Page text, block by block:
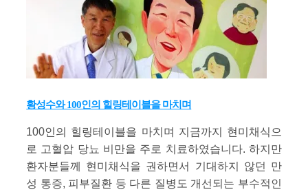
황성수와 100인의 힐링테이블을 마치며
100인의 힐링테이블을 마치며 지금까지 현미채식으
로 고혈압 당뇨 비만을 주로 치료하였습니다. 하지만
환자분들께 현미채식을 권하면서 기대하지 않던 만
성 통증, 피부질환 등 다른 질병도 개선되는 부수적인